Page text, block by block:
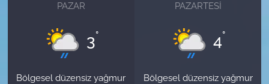
PAZAR
3°
Bölgesel düzensiz yağmur
PAZARTESI
4°
Bölgesel düzensiz yağmur